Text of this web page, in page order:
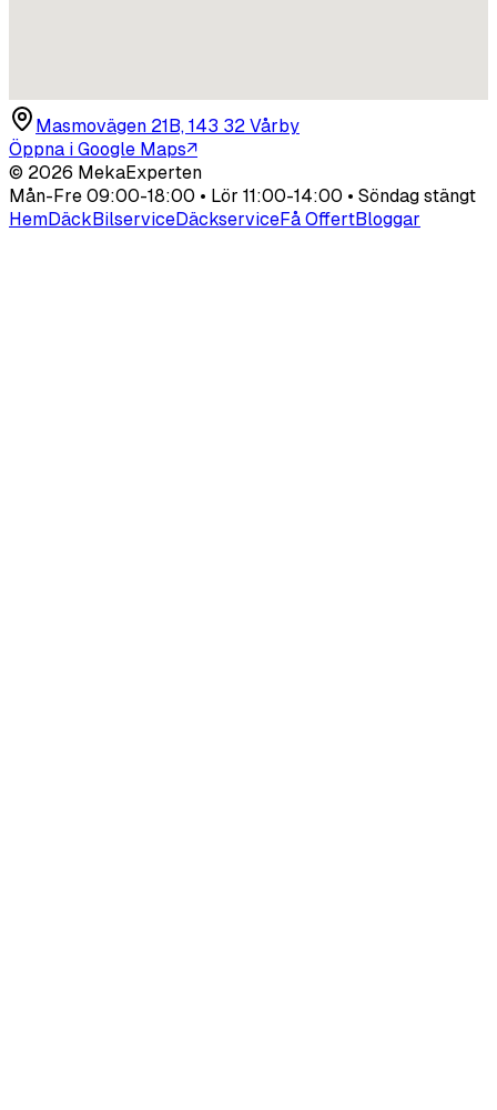
Masmovägen 21B, 143 32 Vårby
Öppna i Google Maps↗
© 2026 MekaExperten
Mån-Fre 09:00-18:00 • Lör 11:00-14:00 • Söndag stängt
HemDäckBilserviceDäckserviceFå OffertBloggar